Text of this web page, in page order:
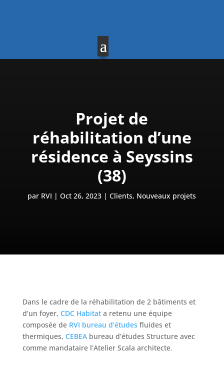
Projet de
réhabilitation d’une
résidence à Seyssins
(38)
par RVI Oct 26, 2023 Clients, Nouveaux projets
Dans le cadre de la réhabilitation de 2 bâtiments et
d’un foyer, CDC Habitata retenu une équipe
composée de RVI bureau d’études fluides et
thermiques, CEBEAbureau d’études Structure avec
comme mandataire l’Atelier Scala architecte.